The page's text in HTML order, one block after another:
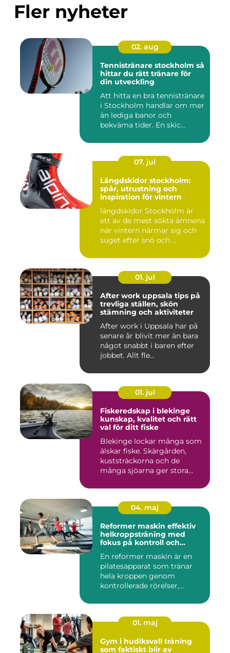
Fler nyheter
02. aug
Tennistränare stockholm så
hittar du rätt tränare för
din utveckling
Att hitta en bra tennistränare
i Stockholm handlar om mer
än lediga banor och
bekväma tider. En skic...
07. jul
Längdskidor stockholm:
spår, utrustning och
inspiration för vintern
längdskidor Stockholm är
ett av de mest sökta ämnena
när vintern närmar sig och
suget efter snö och ...
01. jul
After work uppsala tips på
trevliga ställen, skön
stämning och aktiviteter
After work i Uppsala har på
senare år blivit mer än bara
något snabbt i baren efter
jobbet. Allt fle...
01. jul
Fiskeredskap i blekinge
kunskap, kvalitet och rätt
val för ditt fiske
Blekinge lockar många som
älskar fiske. Skärgården,
kuststräckorna och de
många sjöarna ger stora
04. maj
Reformer maskin effektiv
helkroppsträning med
fokus på kontroll och
En reformer maskin är en
pilatesapparat som tränar
hela kroppen genom
kontrollerade rörelser,
01. maj
Gym i hudiksvall träning
som faktiskt blir av